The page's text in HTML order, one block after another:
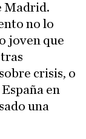
Madrid.
no lo
joven que
crisis, o
en
una